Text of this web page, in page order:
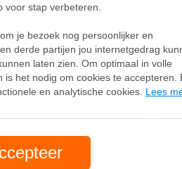
Voetbalschoenen
Pure 3
verzending
voor stap verbeteren.
je bezoek nog persoonlijker en
derde partijen jou internetgedrag
laten zien. Om optimaal in volle
is het nodig om cookies te accepteren.
en analytische cookies. Lees